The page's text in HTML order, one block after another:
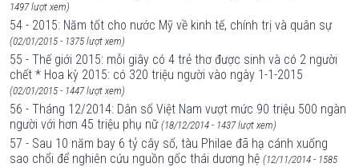
1497 lượt xem)
54 - 2015: Năm tốt cho nước Mỹ về kinh tế, chính trị và quân sự
(02/01/2015 - 1375 lượt xem)
55 - Thế giới 2015: mỗi giây có 4 trẻ thơ được sinh và có 2 người
chết * Hoa kỳ 2015: có 320 triệu người vào ngày 1-1-2015
(02/01/2015 - 1447 lượt xem)
56 - Tháng 12/2014: Dân số Việt Nam vượt mức 90 triệu 500 ngàn
người với hơn 45 triệu phụ nữ (18/12/2014 - 1437 lượt xem)
57 - Sau 10 năm bay 6 tỷ cây số, tàu Philae đã hạ cánh xuống
sao chổi để nghiên cứu nguồn gốc thái dương hệ (12/11/2014 - 1585